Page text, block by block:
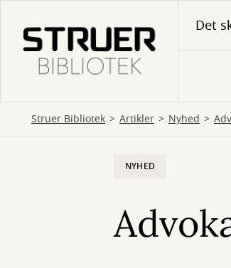
hovedindhold
Det
Struer Bibliotek Artikler Nyhed
NYHED